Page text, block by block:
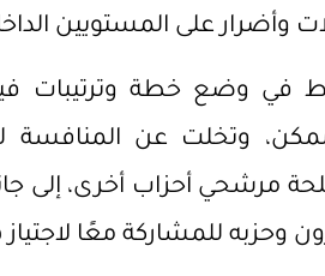
على المستويين
في وضع خطة وترتيبات
وتخلت عن المنافسة
أحزاب أخرى، إلى
وحزبه للمشاركة معًا